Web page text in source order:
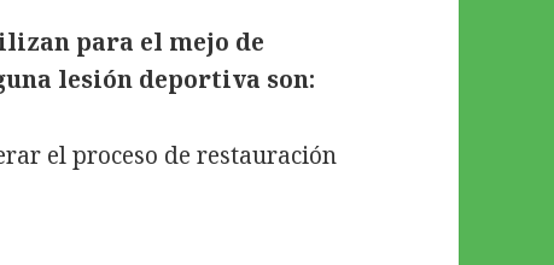
para el mejo de
lesión deportiva son:
el proceso de restauración